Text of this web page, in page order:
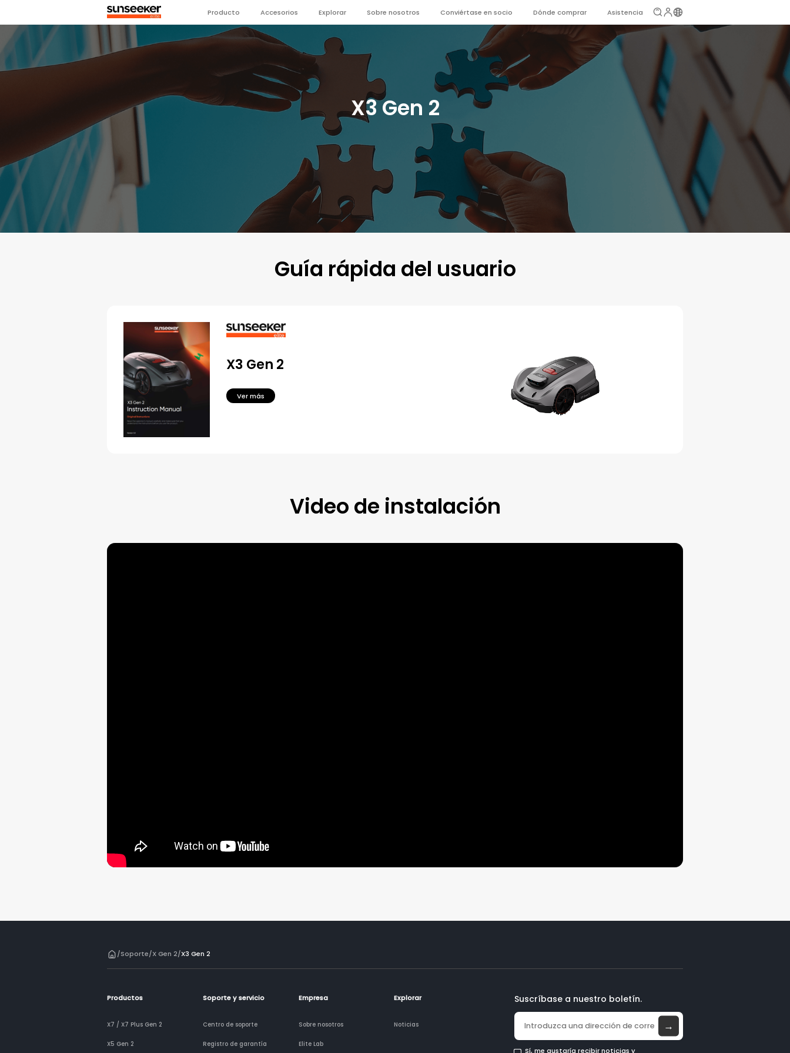
Producto Accesorios Explorar Sobre nosotros Conviértase en socio Dónde comprar Asistencia
X3 Gen 2
Guía rápida del usuario
X3 Gen 2
Ver más
Video de instalación
/Soporte/X Gen 2/X3 Gen 2
Productos
X7 / X7 Plus Gen 2
X5 Gen 2
Soporte y servicio
Centro de soporte
Registro de garantía
Empresa
Sobre nosotros
Elite Lab
Explorar
Noticias
Suscríbase a nuestro boletín.
→
Sí, me gustaría recibir noticias y